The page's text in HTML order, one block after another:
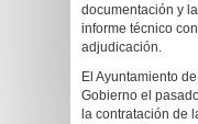
documentación y
informe técnico
adjudicación.
El Ayuntamiento
Gobierno el
la contratación de